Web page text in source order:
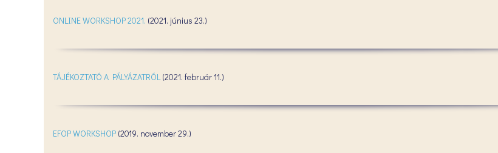
ONLINE WORKSHOP 2021. (2021. június 23.)
TÁJÉKOZTATÓ A PÁLYÁZATRÓL(2021. február 11.)
EFOP WORKSHOP (2019. november 29.)